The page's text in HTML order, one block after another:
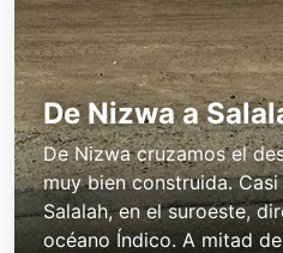
De Nizwa a
De Nizwa cruzamos el
muy bien construida.
Salalah, en el suroeste,
océano Índico. A mitad